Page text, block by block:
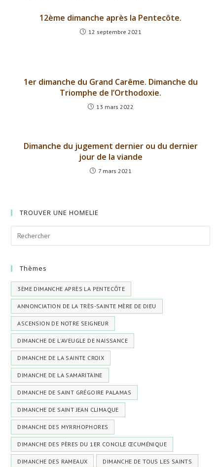
12ème dimanche après la Pentecôte.
12 septembre 2021
1er dimanche du Grand Carême. Dimanche du
Triomphe de l’Orthodoxie.
13 mars 2022
Dimanche du jugement dernier ou du dernier
jour de la viande
7 mars 2021
TROUVER UNE HOMELIE
Thèmes
3ÈME DIMANCHE APRÈS LA PENTECÔTE
ANNONCIATION DE LA TRÈS-SAINTE MÈRE DE DIEU
ASCENSION DE NOTRE SEIGNEUR
DIMANCHE DE L'AVEUGLE DE NAISSANCE
DIMANCHE DE LA SAINTE CROIX
DIMANCHE DE LA SAMARITAINE
DIMANCHE DE SAINT GRÉGOIRE PALAMAS
DIMANCHE DE SAINT JEAN CLIMAQUE
DIMANCHE DES MYRRHOPHORES
DIMANCHE DES PÈRES DU 1ER CONCILE ŒCUMÉNIQUE
DIMANCHE DES RAMEAUX DIMANCHE DE TOUS LES SAINTS